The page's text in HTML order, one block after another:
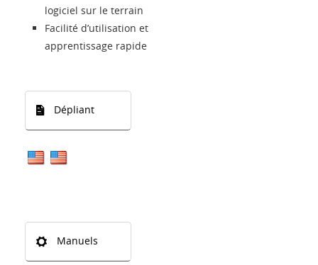
logiciel sur le terrain
Facilité d’utilisation et
apprentissage rapide
Dépliant
Manuels